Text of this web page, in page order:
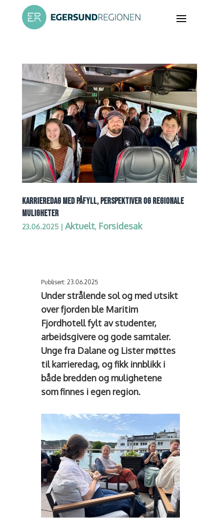
KARRIEREDAG MED PÅFYLL, PERSPEKTIVER OG REGIONALE
MULIGHETER
23.06.2025| Aktuelt, Forsidesak
Publisert: 23.06.2025
Under strålende sol og med utsikt
over fjorden ble Maritim
Fjordhotell fylt av studenter,
arbeidsgivere og gode samtaler.
Unge fra Dalane og Lister møttes
til karrieredag, og fikk innblikk i
både bredden og mulighetene
som finnes i egen region.